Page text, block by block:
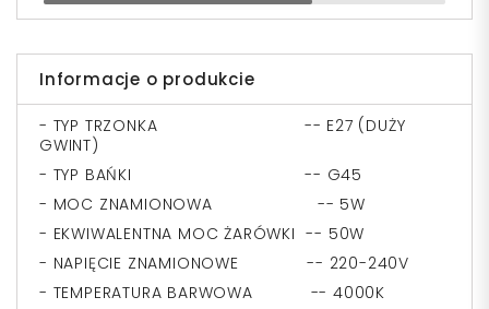
Informacje o produkcie
- TYP TRZONKA -- E27 (DUŻY
GWINT)
- TYP BAŃKI -- G45
- MOC ZNAMIONOWA -- 5W
- EKWIWALENTNA MOC ŻARÓWKI -- 50W
- NAPIĘCIE ZNAMIONOWE -- 220-240V
- TEMPERATURA BARWOWA -- 4000K